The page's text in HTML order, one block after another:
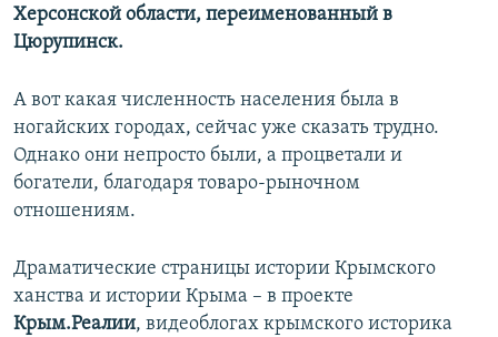
Херсонской области, переименованный в
Цюрупинск.
А вот какая численность населения была в
ногайских городах, сейчас уже сказать трудно.
Однако они непросто были, а процветали и
богатели, благодаря товаро-рыночном
отношениям.
Драматические страницы истории Крымского
ханства и истории Крыма – в проекте
Крым.Реалии, видеоблогах крымского историка